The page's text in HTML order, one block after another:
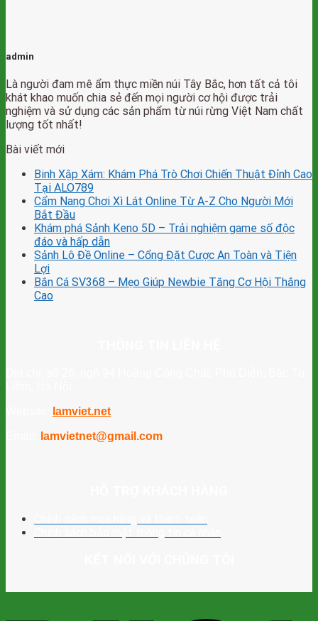
admin
Là người đam mê ẩm thực miền núi Tây Bắc, hơn tất cả tôi
khát khao muốn chia sẻ đến mọi người cơ hội được trải
nghiệm và sử dụng các sản phẩm từ núi rừng Việt Nam chất
lượng tốt nhất!
Bài viết mới
Binh Xập Xám: Khám Phá Trò Chơi Chiến Thuật Đỉnh Cao
Tại ALO789
Cẩm Nang Chơi Xì Lát Online Từ A-Z Cho Người Mới
Bắt Đầu
Khám phá Sảnh Keno 5D – Trải nghiệm game số độc
đáo và hấp dẫn
Sảnh Lô Đề Online – Cổng Đặt Cược An Toàn và Tiện
Lợi
Bắn Cá SV368 – Mẹo Giúp Newbie Tăng Cơ Hội Thắng
Cao
lamviet.net
lamvietnet@gmail.com